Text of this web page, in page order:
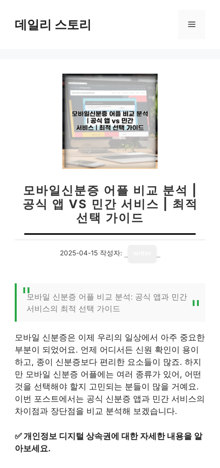
데일리 스토리 메
모바일신분증 어플 비교 분석 |
공식 앱 VS 민간 서비스 | 최적
선택 가이드
2025-04-15 작성자:
모바일 신분증 어플 비교 분석: 공식 앱과 민간
서비스의 최적 선택 가이드
모바일 신분증은 이제 우리의 일상에서 아주 중요한
부분이 되었어요. 언제 어디서든 신원 확인이 용이
하고, 종이 신분증보다 편리한 요소들이 많죠. 하지
만 모바일 신분증 어플에는 여러 종류가 있어, 어떤
것을 선택해야 할지 고민되는 분들이 많을 거예요.
이번 포스트에서는 공식 신분증 앱과 민간 서비스의
차이점과 장단점을 비교 분석해 보겠습니다.
✅개인정보 디지털 상속권에 대한 자세한 내용을 알
아보세요.